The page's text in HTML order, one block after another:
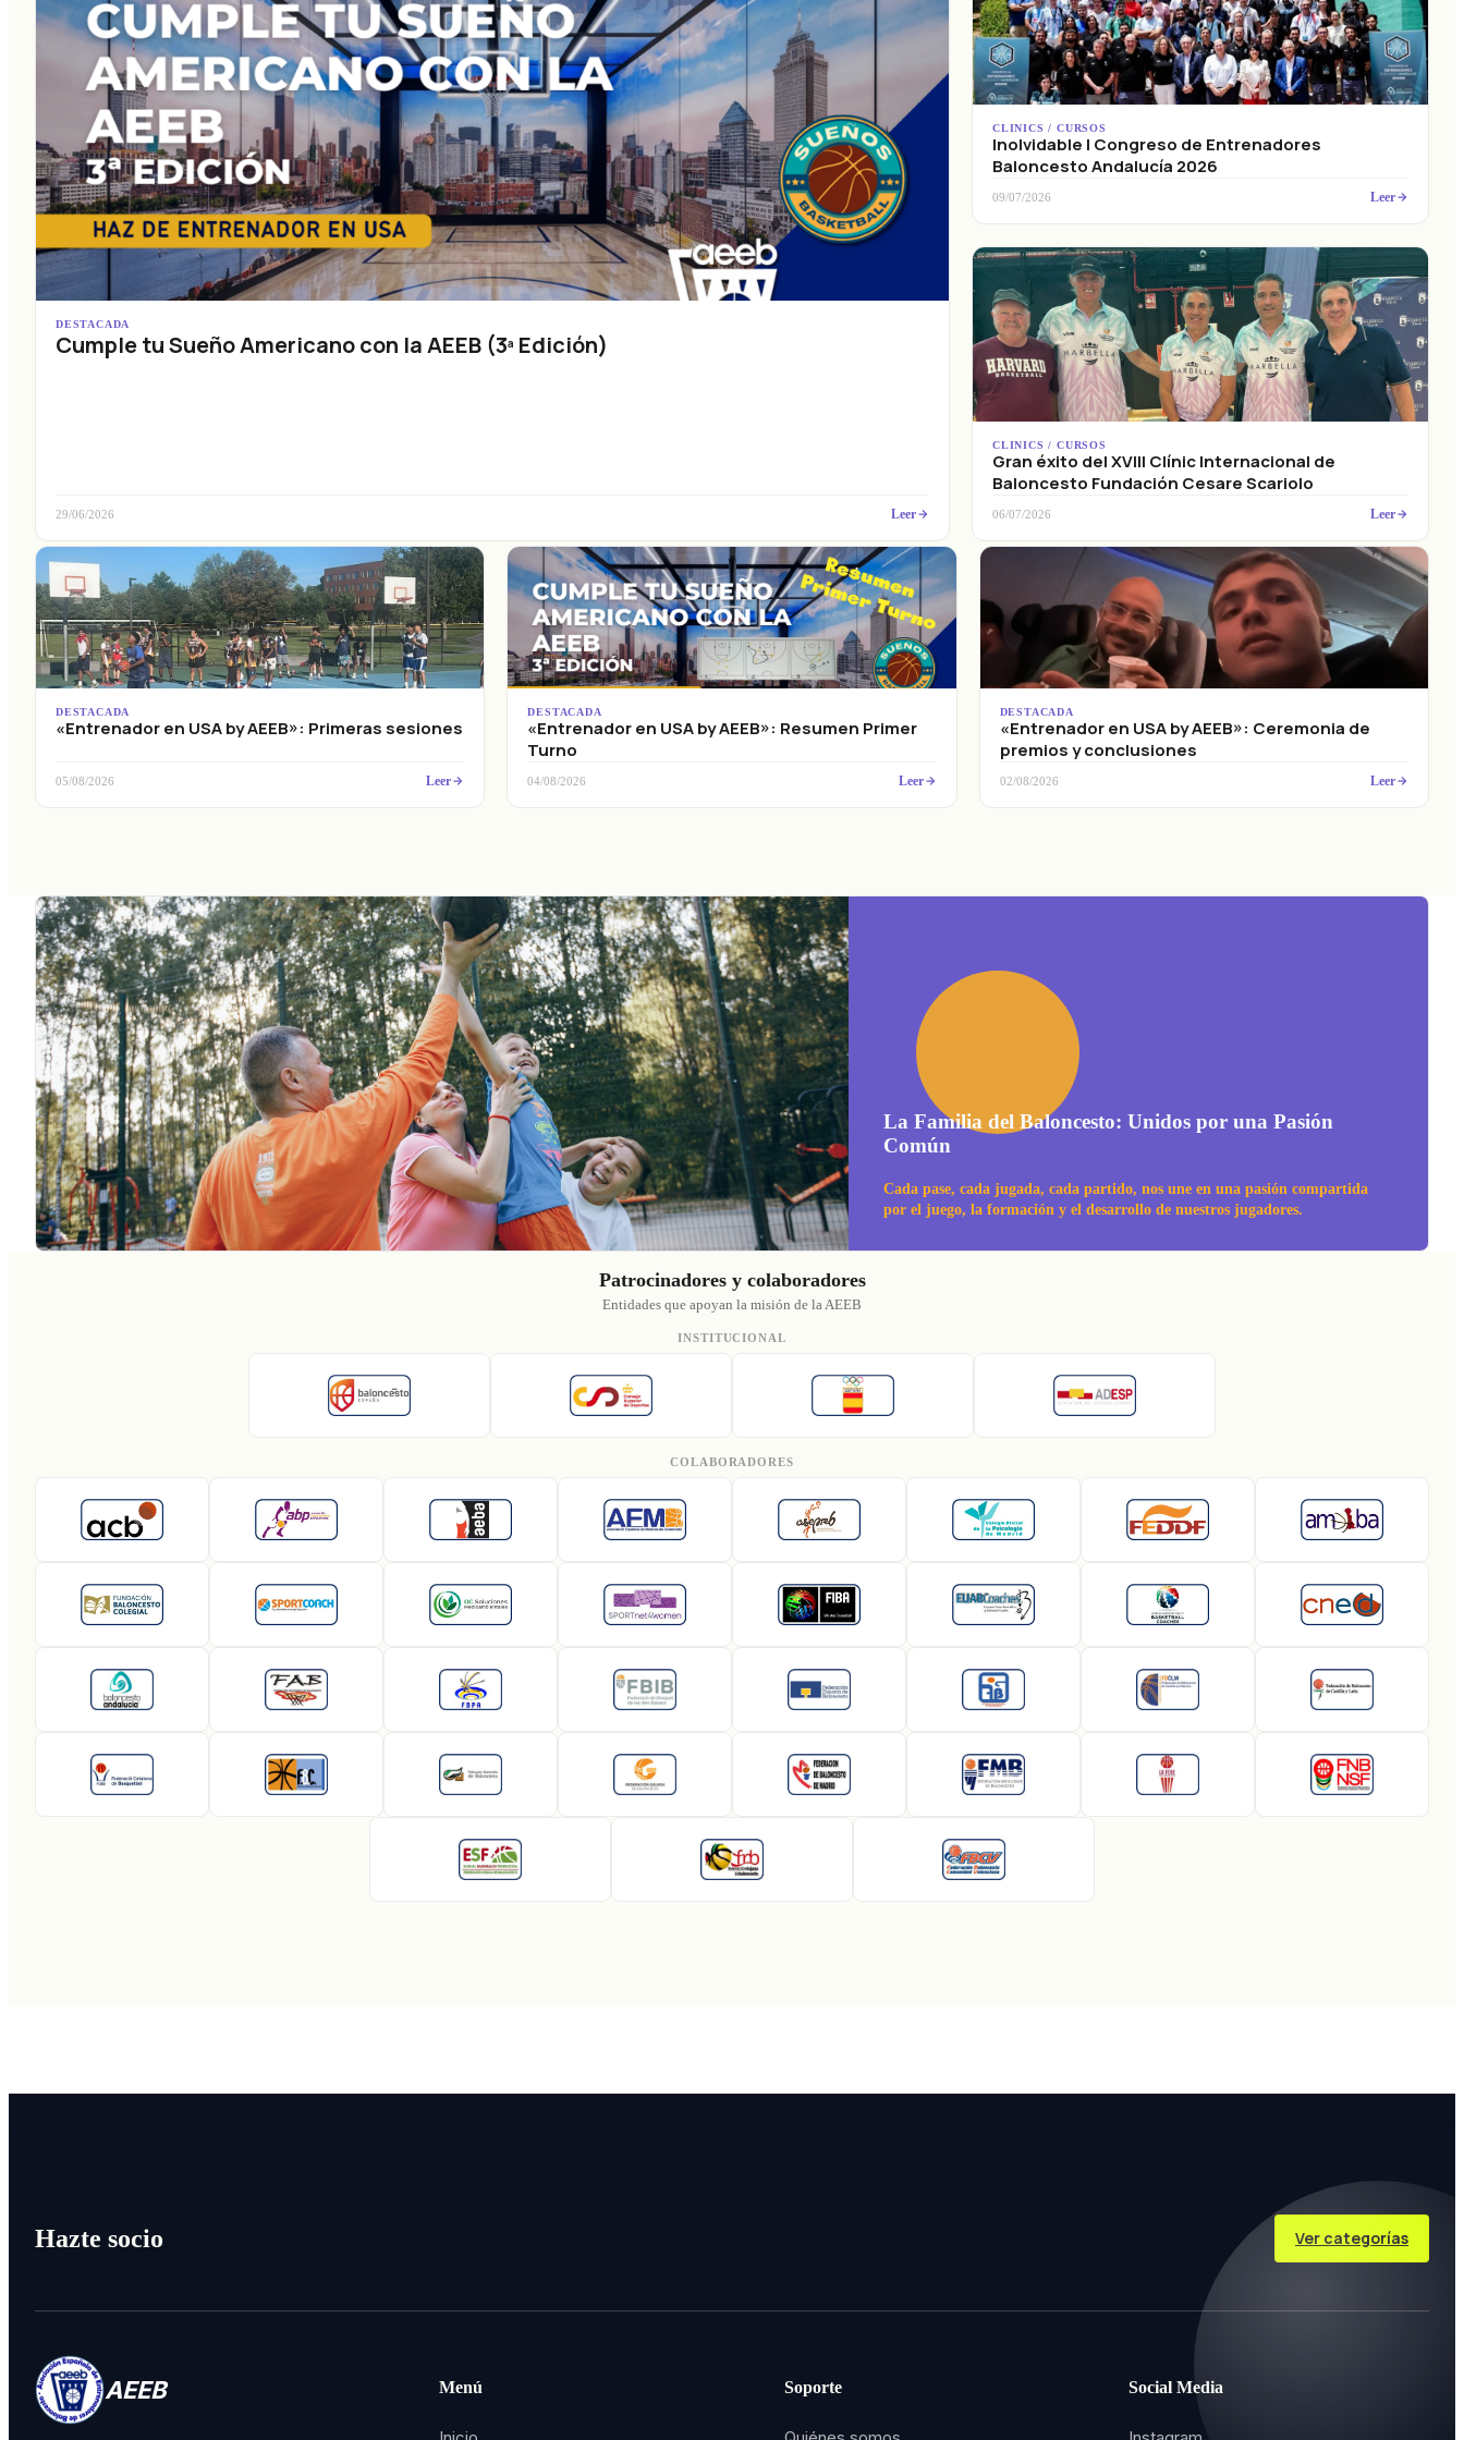
DESTACADA
Cumple tu Sueño Americano con la AEEB (3ª Edición)
29/06/2026 Leer
CLINICS / CURSOS
Inolvidable I Congreso de Entrenadores
Baloncesto Andalucía 2026
09/07/2026 Leer
CLINICS / CURSOS
Gran éxito del XVIII Clínic Internacional de
Baloncesto Fundación Cesare Scariolo
06/07/2026 Leer
DESTACADA
«Entrenador en USA by AEEB»: Primeras sesiones
05/08/2026 Leer
DESTACADA
«Entrenador en USA by AEEB»: Resumen Primer
Turno
04/08/2026 Leer
DESTACADA
«Entrenador en USA by AEEB»: Ceremonia de
premios y conclusiones
02/08/2026 Leer
La Familia del Baloncesto: Unidos por una Pasión
Común
Cada pase, cada jugada, cada partido, nos une en una pasión compartida
por el juego, la formación y el desarrollo de nuestros jugadores.
Patrocinadores y colaboradores
Entidades que apoyan la misión de la AEEB
INSTITUCIONAL
COLABORADORES
Hazte socio Ver categorías
AEEB Menú Soporte Social Media